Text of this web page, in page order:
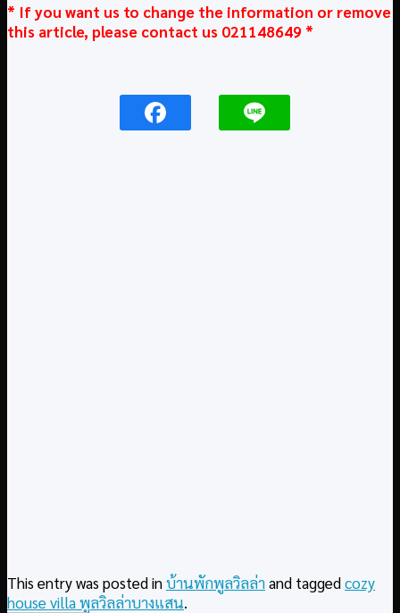
* If you want us to change the information or remove
this article, please contact us 021148649 *
This entry was posted inบ้านพักพูลวิลล่าand taggedcozy
house villa พูลวิลล่าบางแสน.